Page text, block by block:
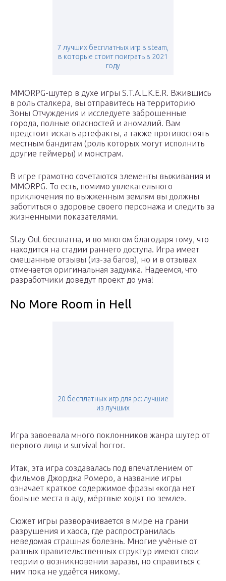
7 лучших бесплатных игр в steam,
в которые стоит поиграть в 2021
году
MMORPG-шутер в духе игры S.T.A.L.K.E.R. Вжившись
в роль сталкера, вы отправитесь на территорию
Зоны Отчуждения и исследуете заброшенные
города, полные опасностей и аномалий. Вам
предстоит искать артефакты, а также противостоять
местным бандитам (роль которых могут исполнить
другие геймеры) и монстрам.
В игре грамотно сочетаются элементы выживания и
MMORPG. То есть, помимо увлекательного
приключения по выжженным землям вы должны
заботиться о здоровье своего персонажа и следить за
жизненными показателями.
Stay Out бесплатна, и во многом благодаря тому, что
находится на стадии раннего доступа. Игра имеет
смешанные отзывы (из-за багов), но и в отзывах
отмечается оригинальная задумка. Надеемся, что
разработчики доведут проект до ума!
No More Room in Hell
20 бесплатных игр для pc: лучшие
из лучших
Игра завоевала много поклонников жанра шутер от
первого лица и survival horror.
Итак, эта игра создавалась под впечатлением от
фильмов Джорджа Ромеро, а название игры
означает краткое содержимое фразы «когда нет
больше места в аду, мёртвые ходят по земле».
Сюжет игры разворачивается в мире на грани
разрушения и хаоса, где распространилась
неведомая страшная болезнь. Многие учёные от
разных правительственных структур имеют свои
теории о возникновении заразы, но справиться с
ним пока не удаётся никому.